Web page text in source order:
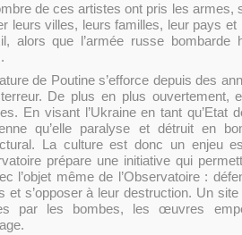
de ces artistes ont pris les
leurs villes, leurs familles, leur pays
alors que l’armée russe bombarde
de Poutine s’efforce depuis des
De plus en plus ouvertement,
En visant l’Ukraine en tant qu’Etat
qu’elle paralyse et détruit en
La culture est donc un enjeu
prépare une initiative qui
l’objet même de l’Observatoire :
et s’opposer à leur destruction. Un
par les bombes, les œuvres